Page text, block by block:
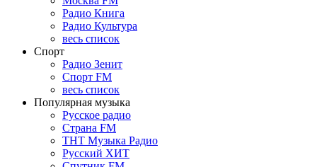
Радио Книга
Радио Культура
весь список
Спорт
Радио Зенит
Спорт FM
весь список
Популярная музыка
Русское радио
Страна FM
ТНТ Музыка Радио
Русский ХИТ